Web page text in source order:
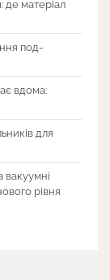
матеріал
под-
вдома:
для
рівня